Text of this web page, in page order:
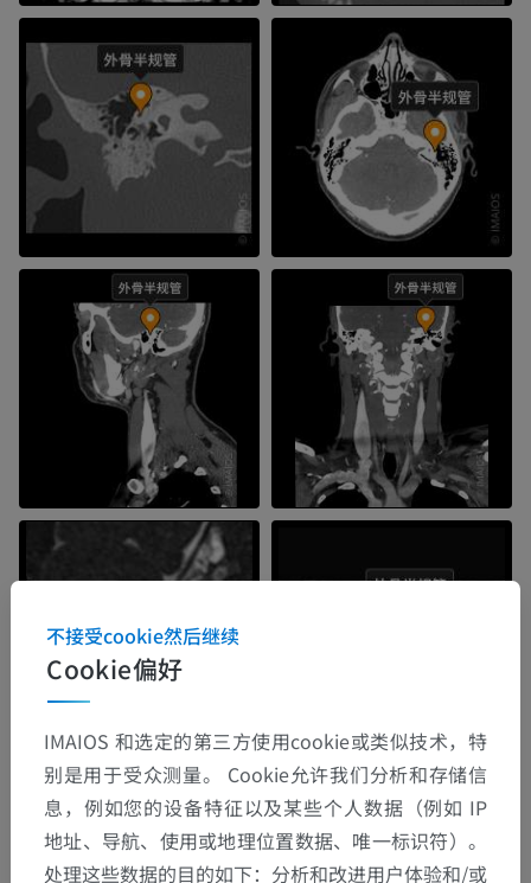
Cookie偏好
不接受cookie然后继续
IMAIOS 和选定的第三方使用cookie或类似技术，特
别是用于受众测量。 Cookie允许我们分析和存储信
息，例如您的设备特征以及某些个人数据（例如 IP
地址、导航、使用或地理位置数据、唯一标识符）。
处理这些数据的目的如下：分析和改进用户体验和/或